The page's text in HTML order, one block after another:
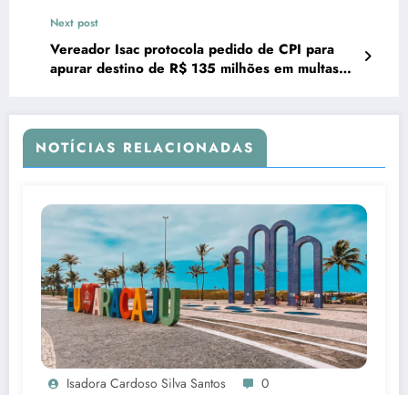
Next post
Vereador Isac protocola pedido de CPI para
apurar destino de R$ 135 milhões em multas
NOTÍCIAS RELACIONADAS
Isadora Cardoso Silva Santos 0